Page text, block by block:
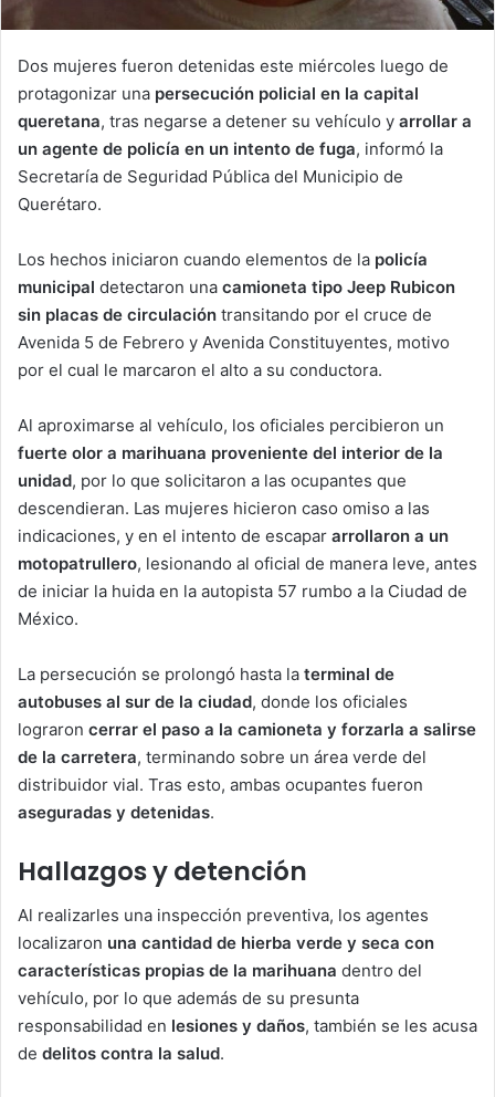
Dos mujeres fueron detenidas este miércoles luego de
protagonizar una persecución policial en la capital
queretana, tras negarse a detener su vehículo y arrollar a
un agente de policía en un intento de fuga, informó la
Secretaría de Seguridad Pública del Municipio de
Querétaro.
Los hechos iniciaron cuando elementos de la policía
municipal detectaron una camioneta tipo Jeep Rubicon
sin placas de circulación transitando por el cruce de
Avenida 5 de Febrero y Avenida Constituyentes, motivo
por el cual le marcaron el alto a su conductora.
Al aproximarse al vehículo, los oficiales percibieron un
fuerte olor a marihuana proveniente del interior de la
unidad, por lo que solicitaron a las ocupantes que
descendieran. Las mujeres hicieron caso omiso a las
indicaciones, y en el intento de escapar arrollaron a un
motopatrullero, lesionando al oficial de manera leve, antes
de iniciar la huida en la autopista 57 rumbo a la Ciudad de
México.
La persecución se prolongó hasta la terminal de
autobuses al sur de la ciudad, donde los oficiales
lograron cerrar el paso a la camioneta y forzarla a salirse
de la carretera, terminando sobre un área verde del
distribuidor vial. Tras esto, ambas ocupantes fueron
aseguradas y detenidas.
Hallazgos y detención
Al realizarles una inspección preventiva, los agentes
localizaron una cantidad de hierba verde y seca con
características propias de la marihuana dentro del
vehículo, por lo que además de su presunta
responsabilidad en lesiones y daños, también se les acusa
de delitos contra la salud.